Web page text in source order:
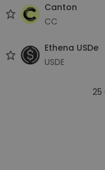
Canton
CC
Ethena USDe
USDE
25